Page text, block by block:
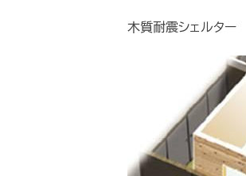
木質耐震シェルター